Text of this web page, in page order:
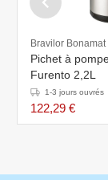
Bravilor Bonamat
Pichet à
Furento 2,2L
1-3 jours ouvrés
122,29 €